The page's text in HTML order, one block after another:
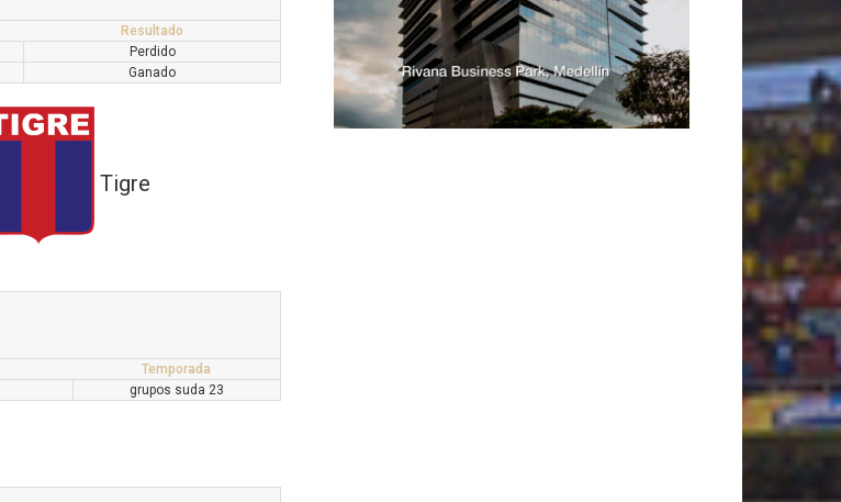
Resultado
Perdido
Ganado
Tigre
Temporada
grupos suda 23